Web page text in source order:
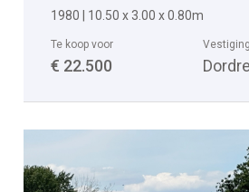
1980 | 10.50 x 3.00 x 0.80m
Te koop voor
€ 22.500
Vestiging